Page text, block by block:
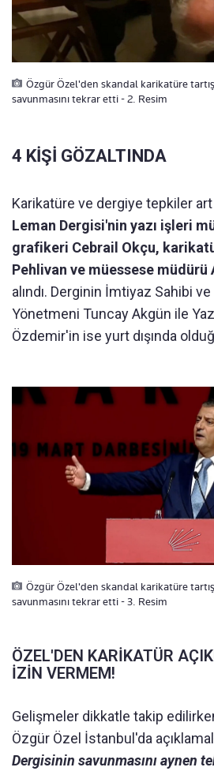
Özgür Özel'den skandal karikatüre
savunmasını tekrar etti - 2. Resim
4 KİŞİ GÖZALTINDA
Karikatüre ve dergiye tepkiler
Leman Dergisi'nin yazı işleri
grafikeri Cebrail Okçu,
Pehlivan ve müessese müdürü
alındı. Derginin İmtiyaz Sahibi ve
Yönetmeni Tuncay Akgün ile
Özdemir'in ise yurt dışında
Özgür Özel'den skandal karikatüre
savunmasını tekrar etti - 3. Resim
ÖZEL'DEN KARİKATÜR
İZİN VERMEM!
Gelişmeler dikkatle takip
Özgür Özel İstanbul'da
Dergisinin savunmasını aynen